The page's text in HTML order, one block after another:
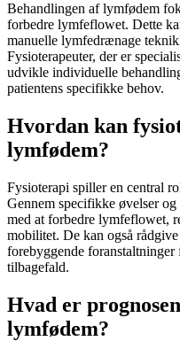
Behandlingen aflymfødem
forbedre lymfeflowet. Dette
manuelle lymfedrænage
Fysioterapeuter, der er
udvikle individuelle
patientens specifikke behov.
Hvordan kan
lymfødem?
Fysioterapi spiller en central
Gennem specifikke øvelser
med at forbedre lymfeflowet,
mobilitet. De kan også
forebyggende
tilbagefald.
Hvad er
lymfødem?